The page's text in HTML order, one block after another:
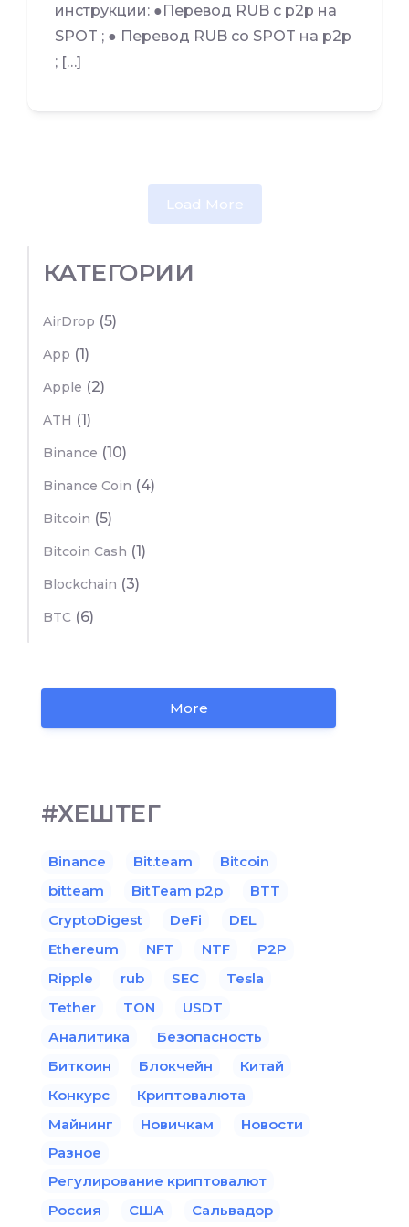
инструкции: ●Перевод RUB с p2p на
SPOT ; ● Перевод RUB со SPOT на p2p
; […]
Load More
КАТЕГОРИИ
AirDrop (5)
App (1)
Apple (2)
ATH (1)
Binance (10)
Binance Coin (4)
Bitcoin (5)
Bitcoin Cash (1)
Blockchain (3)
BTC (6)
More
#ХЕШТЕГ
Binance Bit.team
Bitcoin
bitteam
BitTeam p2p
BTT
CryptoDigest
DeFi
DEL
Ethereum
NFT NTF
P2P
Ripple
rub SEC
Tesla
Tether
TON
USDT
Аналитика
Безопасность
Биткоин
Блокчейн
Китай
Конкурс
Криптовалюта
Майнинг
Новичкам
Новости
Разное
Регулирование криптовалют
Россия
США Сальвадор